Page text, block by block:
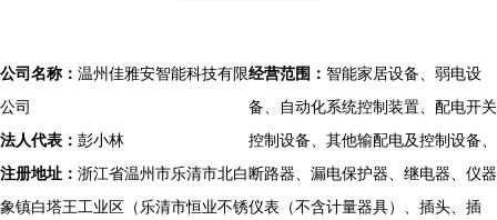
公司名称： 温州佳雅安智能科技有限
公司
法人代表： 彭小林
注册地址： 浙江省温州市乐清市北白
象镇白塔王工业区（乐清市恒业不锈
经营范围： 智能家居设备、弱电设
备、自动化系统控制装置、配电开关
控制设备、其他输配电及控制设备、
断路器、漏电保护器、继电器、仪器
仪表（不含计量器具）、插头、插